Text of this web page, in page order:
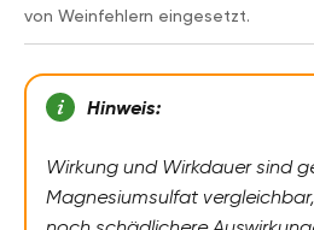
von Weinfehlern eingesetzt.
Hinweis:
Wirkung und Wirkdauer sind
Magnesiumsulfat